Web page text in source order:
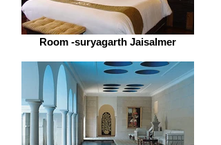
Room -suryagarth Jaisalmer